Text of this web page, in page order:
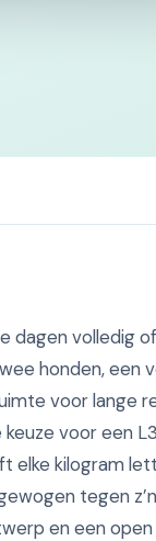
dagen volledig
honden, een
voor lange
voor een
kilogram
tegen
en een